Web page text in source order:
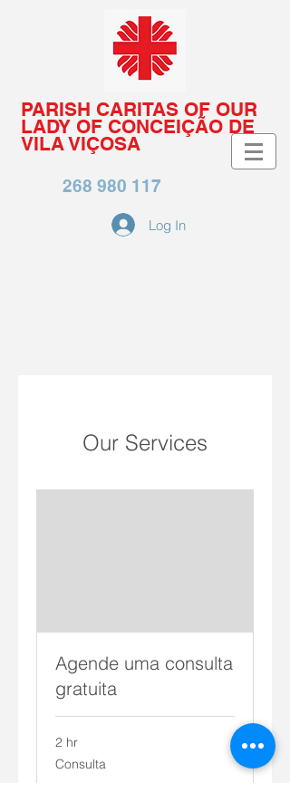
PARISH CARITAS OF OUR
LADY OF CONCEIÇÃO DE
VILA VIÇOSA
268 980 117
Log In
Our Services
Agende uma consulta
gratuita
2 hr
Consulta
Consulta